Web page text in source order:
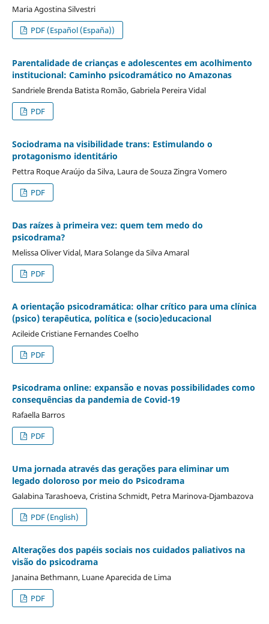
Maria Agostina Silvestri
PDF (Español (España))
Parentalidade de crianças e adolescentes em acolhimento
institucional: Caminho psicodramático no Amazonas
Sandriele Brenda Batista Romão, Gabriela Pereira Vidal
PDF
Sociodrama na visibilidade trans: Estimulando o
protagonismo identitário
Pettra Roque Araújo da Silva, Laura de Souza Zingra Vomero
PDF
Das raízes à primeira vez: quem tem medo do
psicodrama?
Melissa Oliver Vidal, Mara Solange da Silva Amaral
PDF
A orientação psicodramática: olhar crítico para uma clínica
(psico) terapêutica, política e (socio)educacional
Acileide Cristiane Fernandes Coelho
PDF
Psicodrama online: expansão e novas possibilidades como
consequências da pandemia de Covid-19
Rafaella Barros
PDF
Uma jornada através das gerações para eliminar um
legado doloroso por meio do Psicodrama
Galabina Tarashoeva, Cristina Schmidt, Petra Marinova-Djambazova
PDF (English)
Alterações dos papéis sociais nos cuidados paliativos na
visão do psicodrama
Janaina Bethmann, Luane Aparecida de Lima
PDF